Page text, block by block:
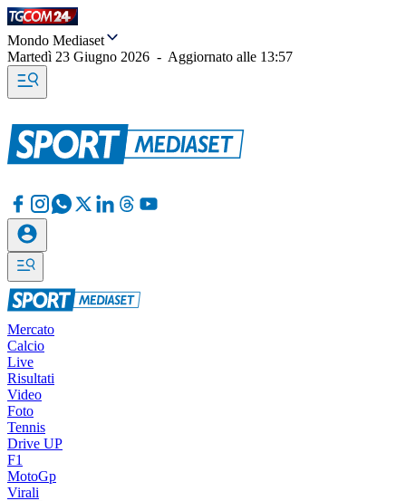
Mondo Mediaset
Martedì 23 Giugno 2026 - Aggiornato alle 13:57
Mercato
Calcio
Live
Risultati
Video
Foto
Tennis
Drive UP
F1
MotoGp
Virali